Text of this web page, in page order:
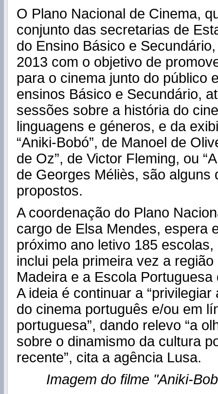
O Plano Nacional de Cinema,
conjunto das secretarias de
do Ensino Básico e
2013 com o objetivo de
para o cinema junto do público
ensinos Básico e Secundário,
sessões sobre a história do
linguagens e géneros, e da
“Aniki-Bobó”, de Manoel de
de Oz”, de Victor Fleming, ou
de Georges Méliès, são alguns
propostos.
A coordenação do Plano
cargo de Elsa Mendes, espera
próximo ano letivo 185
inclui pela primeira vez a
Madeira e a Escola
A ideia é continuar a
do cinema português e/ou em
portuguesa”, dando relevo “a
sobre o dinamismo da cultura
recente”, cita a agência Lusa.
Imagem do filme "Aniki-